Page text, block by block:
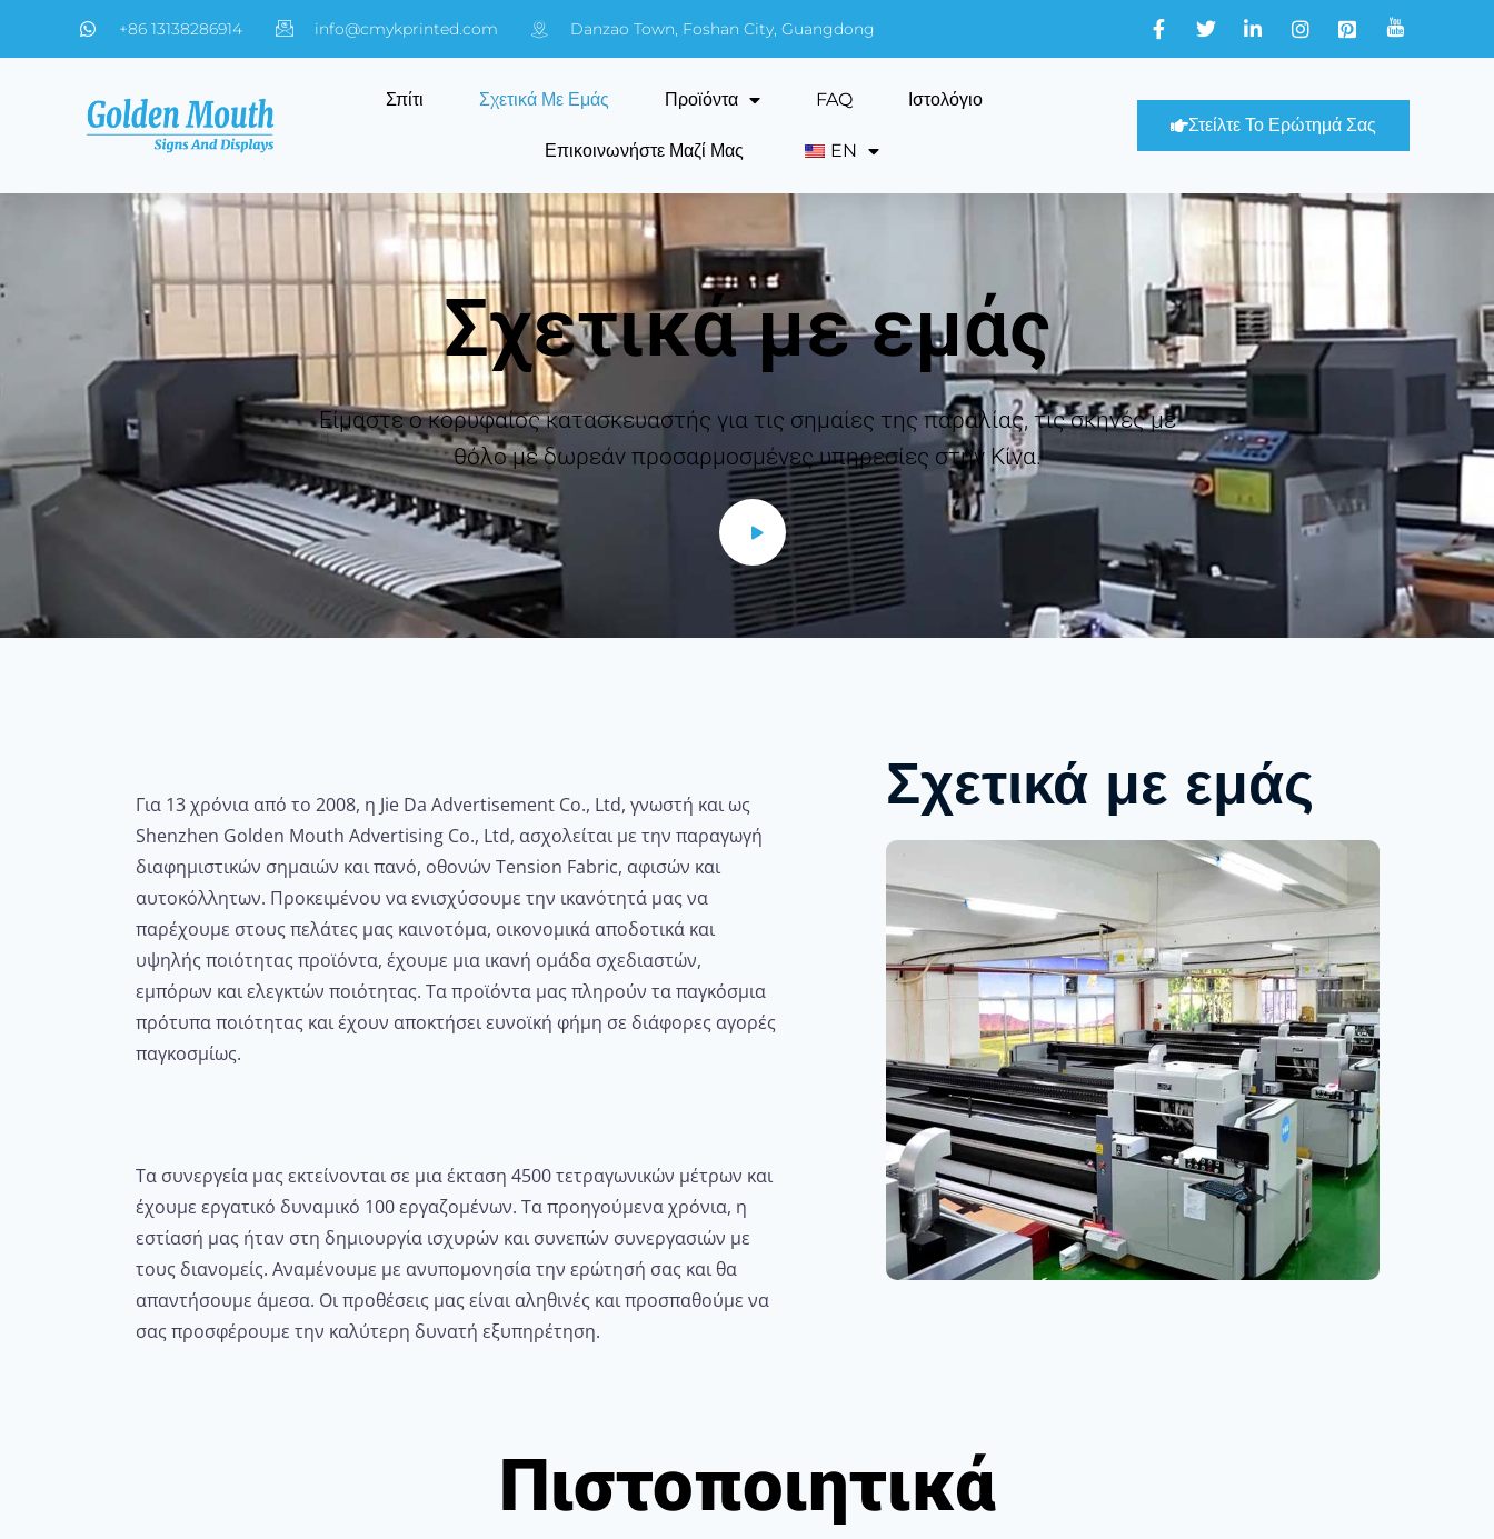
+86 13138286914 info@cmykprinted.com Danzao Town, Foshan City, Guangdong
Σπίτι Σχετικά Με Εμάς Προϊόντα FAQ Ιστολόγιο
Επικοινωνήστε Μαζί Μας EN
Στείλτε Το Ερώτημά Σας
Σχετικά με εμάς
Είμαστε ο κορυφαίος κατασκευαστής για τις σημαίες της παραλίας, τις σκηνές με
θόλο με δωρεάν προσαρμοσμένες υπηρεσίες στην Κίνα.
Για 13 χρόνια από το 2008, η Jie Da Advertisement Co., Ltd, γνωστή και ως
Shenzhen Golden Mouth Advertising Co., Ltd, ασχολείται με την παραγωγή
διαφημιστικών σημαιών και πανό, οθονών Tension Fabric, αφισών και
αυτοκόλλητων. Προκειμένου να ενισχύσουμε την ικανότητά μας να
παρέχουμε στους πελάτες μας καινοτόμα, οικονομικά αποδοτικά και
υψηλής ποιότητας προϊόντα, έχουμε μια ικανή ομάδα σχεδιαστών,
εμπόρων και ελεγκτών ποιότητας. Τα προϊόντα μας πληρούν τα παγκόσμια
πρότυπα ποιότητας και έχουν αποκτήσει ευνοϊκή φήμη σε διάφορες αγορές
παγκοσμίως.
Τα συνεργεία μας εκτείνονται σε μια έκταση 4500 τετραγωνικών μέτρων και
έχουμε εργατικό δυναμικό 100 εργαζομένων. Τα προηγούμενα χρόνια, η
εστίασή μας ήταν στη δημιουργία ισχυρών και συνεπών συνεργασιών με
τους διανομείς. Αναμένουμε με ανυπομονησία την ερώτησή σας και θα
απαντήσουμε άμεσα. Οι προθέσεις μας είναι αληθινές και προσπαθούμε να
σας προσφέρουμε την καλύτερη δυνατή εξυπηρέτηση.
Σχετικά με εμάς
Πιστοποιητικά